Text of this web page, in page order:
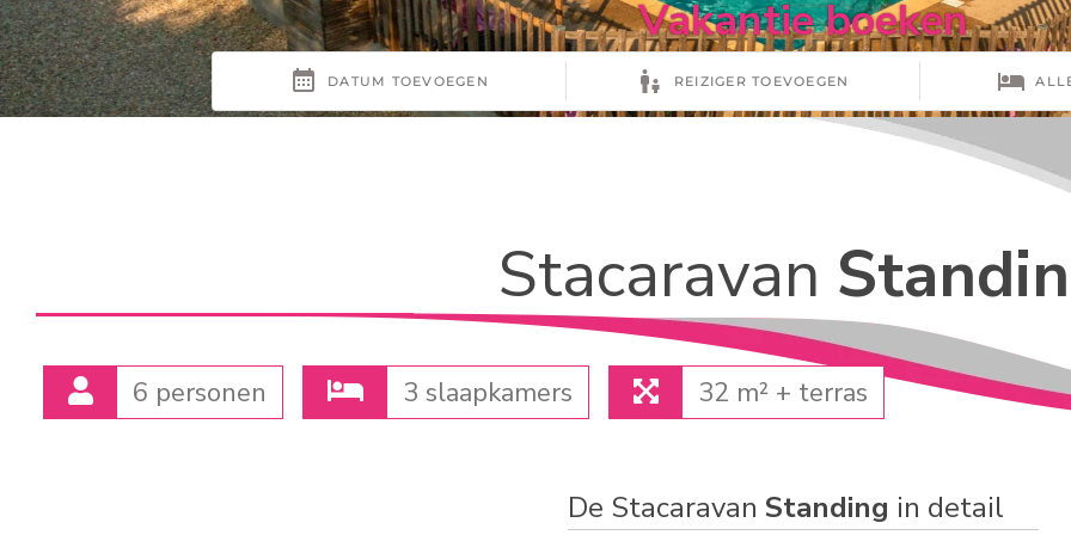
Vakantie boeken
Stacaravan
6 personen 3 slaapkamers 32 m² + terras
De Stacaravan Standing in detail